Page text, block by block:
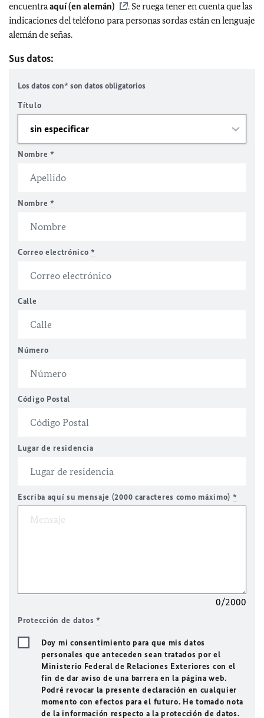
encuentraaquí (en alemán)
. Se ruega tener en cuenta que las
indicaciones del teléfono para personas sordas están en lenguaje
alemán de señas.
Sus datos:
Los datos con* son datos obligatorios
Título
Nombre *
Nombre *
Correo electrónico*
Calle
Número
Código Postal
Lugar de residencia
Escriba aquí su mensaje (2000 caracteres como máximo) *
0/2000
Protección de datos *
Doy mi consentimiento para que mis datos
personales que anteceden sean tratados por el
Ministerio Federal de Relaciones Exteriores con el
fin de dar aviso de una barrera en la página web.
Podré revocar la presente declaración en cualquier
momento con efectos para el futuro. He tomado nota
de la información respecto a la protección de datos.